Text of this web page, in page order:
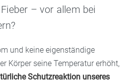
– vor allem bei
und keine eigenständige
Körper seine Temperatur erhöht,
Schutzreaktion unseres